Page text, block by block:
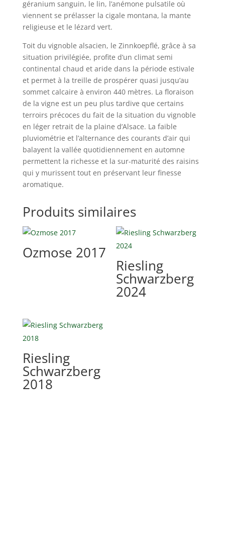
géranium sanguin, le lin, l’anémone pulsatile où
viennent se prélasser la cigale montana, la mante
religieuse et le lézard vert.
Toit du vignoble alsacien, le Zinnkoepflé, grâce à sa
situation privilégiée, profite d’un climat semi
continental chaud et aride dans la période estivale
et permet à la treille de prospérer quasi jusqu’au
sommet calcaire à environ 440 mètres. La floraison
de la vigne est un peu plus tardive que certains
terroirs précoces du fait de la situation du vignoble
en léger retrait de la plaine d’Alsace. La faible
pluviométrie et l’alternance des courants d’air qui
balayent la vallée quotidiennement en automne
permettent la richesse et la sur-maturité des raisins
qui y murissent tout en préservant leur finesse
aromatique.
Produits similaires
Ozmose 2017
Riesling
Schwarzberg
2024
Riesling
Schwarzberg
2018